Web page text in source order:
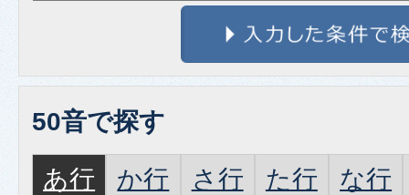
50音で探す
あ行 か行 さ行 た行 な行